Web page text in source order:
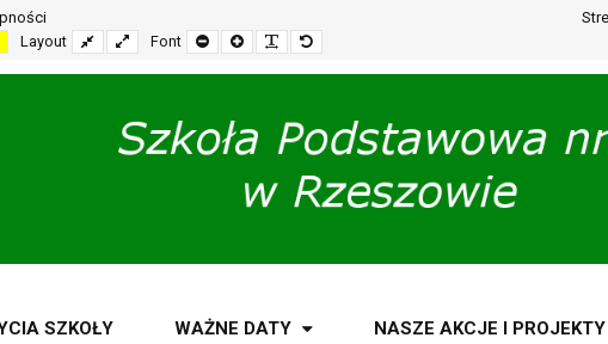
Layout
Fixed
layout
Wide
layout
Font
Set
smaller
Set
larger
Make
font
Set
default
SZKOŁY WAŻNE DATY NASZE AKCJE I PROJEKTY